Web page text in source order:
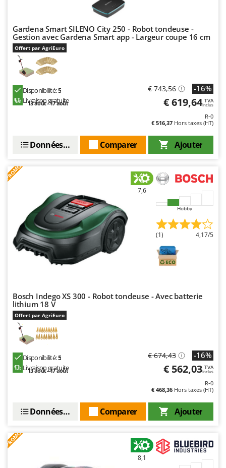
Gardena Smart SILENO City 250 - Robot tondeuse -
Gestion avec Gardena Smart app - Largeur coupe 16 cm
Offert par AgriEuro
Disponibilité:5
Livraison gratuite
13 août - 17 août
€ 743,56 -16%
€ 619,64 TVA
Inclus
R-0
€ 516,37 Hors taxes (HT)
Ajouter
Comparer
Données techniques
PROMO
7,6
Hobby
(1) 4,17/5
Bosch Indego XS 300 - Robot tondeuse - Avec batterie
lithium 18 V
Offert par AgriEuro
Disponibilité:5
Livraison gratuite
13 août - 17 août
€ 674,43 -16%
€ 562,03 TVA
Inclus
R-0
€ 468,36 Hors taxes (HT)
Ajouter
Comparer
Données techniques
PROMO
8,1